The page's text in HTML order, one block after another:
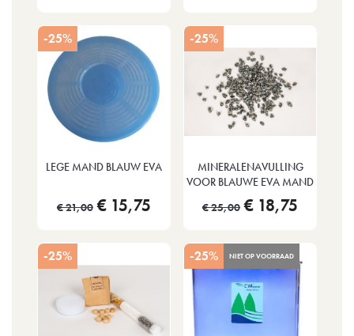
LEGE MAND BLAUW EVA
€ 21,00 € 15,75
-25%
MINERALENAVULLING
VOOR BLAUWE EVA MAND
€ 25,00 € 18,75
-25%
-25% -25% NIET OP VOORRAAD